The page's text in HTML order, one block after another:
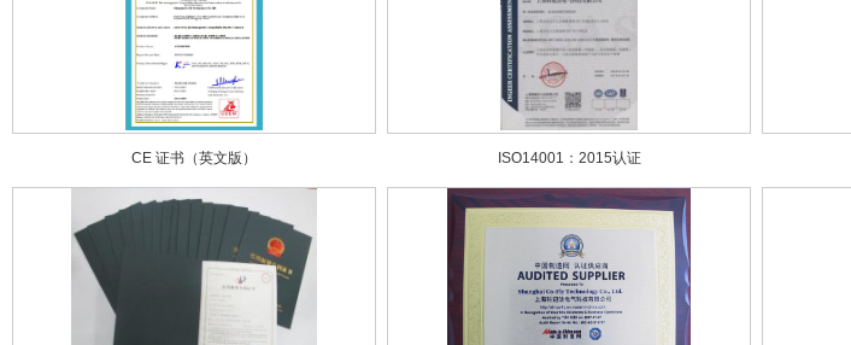
CE 证书（英文版） ISO14001：2015认证